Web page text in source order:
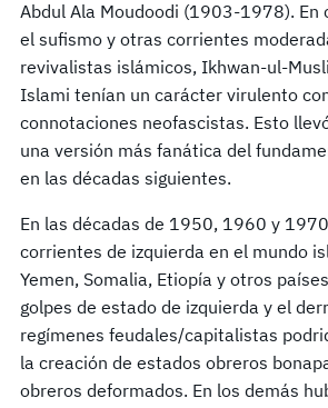
Abdul Ala Moudoodi (1903-1978). En
el sufismo y otras corrientes
revivalistas islámicos, Ikhwan-ul-
Islami tenían un carácter virulento
connotaciones neofascistas. Esto
una versión más fanática del
en las décadas siguientes.
En las décadas de 1950, 1960 y
corrientes de izquierda en el mundo
Yemen, Somalia, Etiopía y otros
golpes de estado de izquierda y el
regímenes feudales/capitalistas
la creación de estados obreros
obreros deformados. En los demás